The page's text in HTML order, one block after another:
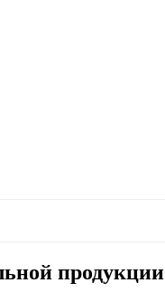
продукции